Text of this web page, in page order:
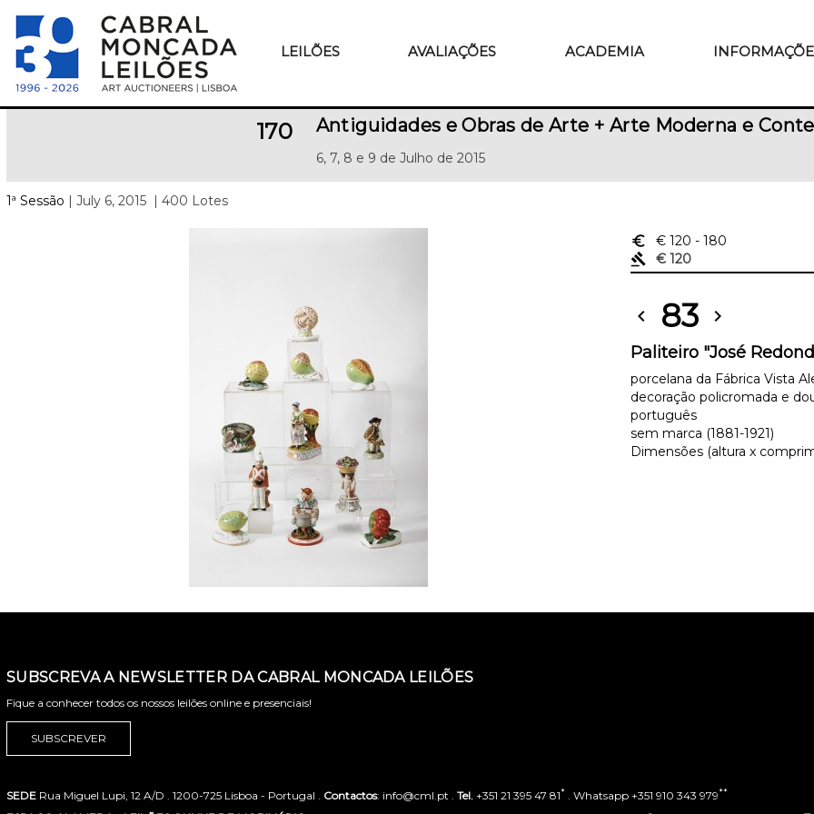
LEILÕES AVALIAÇÕES ACADEMIA
170 Antiguidades e Obras de Arte + Arte Moderna e
6, 7, 8 e 9 de Julho de 2015
1ª Sessão | July 6, 2015 | 400 Lotes
euro_symbol € 120 - 180
gavel
€ 120
chevron_left 83 chevron_right
Paliteiro "José
porcelana da Fábrica Vista
decoração policromada e
português
sem marca (1881-1921)
Dimensões (altura x
SUBSCREVA A NEWSLETTER DA CABRAL MONCADA LEILÕES
Fique a conhecer todos os nossos leilões online e presenciais!
SUBSCREVER
SEDE Rua Miguel Lupi, 12 A/D . 1200-725 Lisboa - Portugal . Contactos: info@cml.pt . Tel. +351 21 395 47 81* . Whatsapp +351 910 343 979**